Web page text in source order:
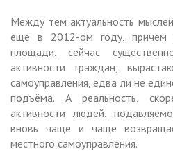
Между тем актуальность
ещё в 2012-ом году,
площади, сейчас
активности граждан,
самоуправления, едва ли не
подъёма. А реальность,
активности людей,
вновь чаще и чаще
местного самоуправления.